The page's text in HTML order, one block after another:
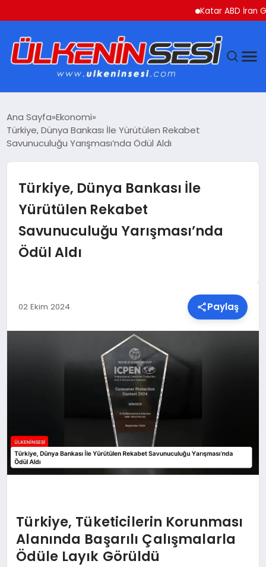
Katar ABD İran
EKONOMI
MAGAZIN
SAĞLIK
Ana Sayfa Ekonomi
Türkiye, Dünya Bankası İle Yürütülen Rekabet
Savunuculuğu Yarışması’nda Ödül Aldı
Türkiye, Dünya Bankası İle
Yürütülen Rekabet
Savunuculuğu Yarışması’nda
Ödül Aldı
02 Ekim 2024 Paylaş
Türkiye, Tüketicilerin Korunması
Alanında Başarılı Çalışmalarla
Ödüle Layık Görüldü